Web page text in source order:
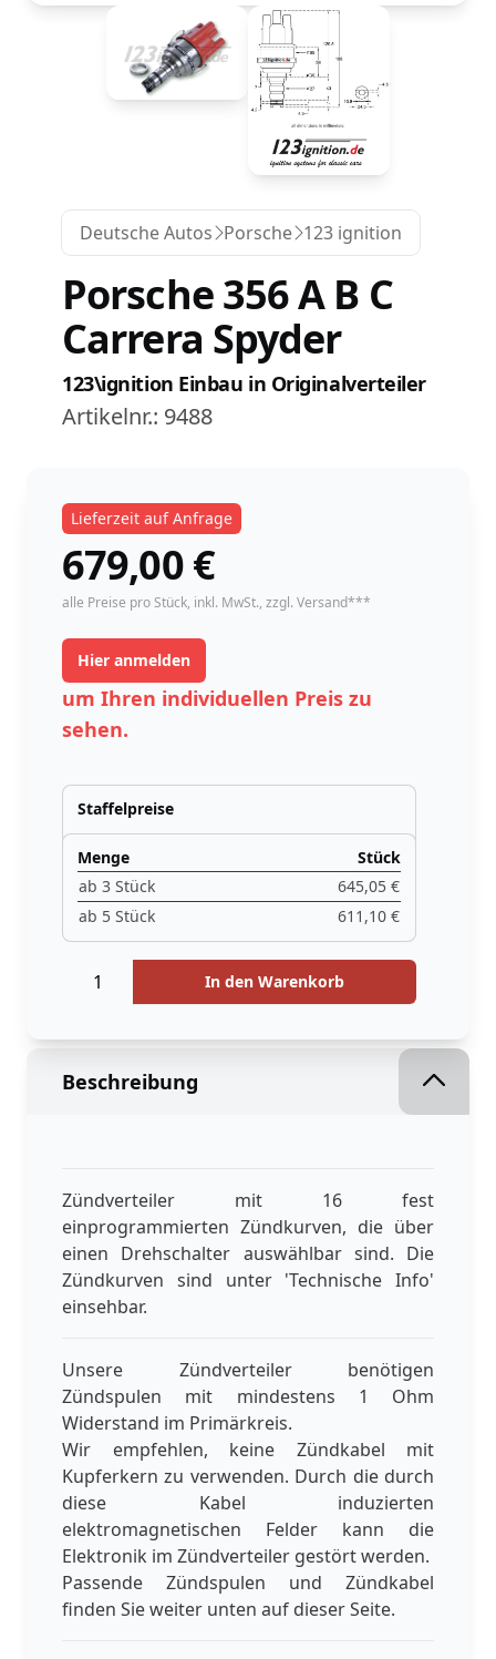
Deutsche Autos Porsche 123 ignition
Porsche 356 A B C
Carrera Spyder
123\ignition Einbau in Originalverteiler
Artikelnr.: 9488
Lieferzeit auf Anfrage
679,00
instock
€
alle Preise pro Stück, inkl. MwSt., zzgl. Versand***
Hier anmelden
um Ihren individuellen Preis zu
sehen.
Staffelpreise
Menge
Stück
ab 3 Stück
645,05 €
ab 5 Stück
611,10 €
In den Warenkorb
Beschreibung
Zündverteiler mit 16 fest
einprogrammierten Zündkurven, die über
einen Drehschalter auswählbar sind. Die
Zündkurven sind unter 'Technische Info'
einsehbar.
Unsere Zündverteiler benötigen
Zündspulen mit mindestens 1 Ohm
Widerstand im Primärkreis.
Wir empfehlen, keine Zündkabel mit
Kupferkern zu verwenden. Durch die durch
diese Kabel induzierten
elektromagnetischen Felder kann die
Elektronik im Zündverteiler gestört werden.
Passende Zündspulen und Zündkabel
finden Sie weiter unten auf dieser Seite.